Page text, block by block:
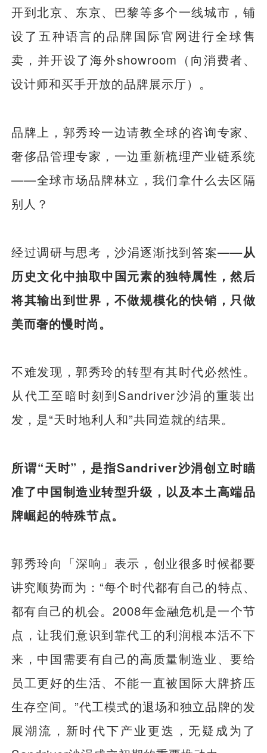
开到北京、东京、巴黎等多个一线城市，铺
设了五种语言的品牌国际官网进行全球售
卖，并开设了海外showroom（向消费者、
设计师和买手开放的品牌展示厅）。
品牌上，郭秀玲一边请教全球的咨询专家、
奢侈品管理专家，一边重新梳理产业链系统
——全球市场品牌林立，我们拿什么去区隔
别人？
经过调研与思考，沙涓逐渐找到答案——从
历史文化中抽取中国元素的独特属性，然后
将其输出到世界，不做规模化的快销，只做
美而奢的慢时尚。
不难发现，郭秀玲的转型有其时代必然性。
从代工至暗时刻到Sandriver沙涓的重装出
发，是“天时地利人和”共同造就的结果。
所谓“天时”，是指Sandriver沙涓创立时瞄
准了中国制造业转型升级，以及本土高端品
牌崛起的特殊节点。
郭秀玲向「深响」表示，创业很多时候都要
讲究顺势而为：“每个时代都有自己的特点、
都有自己的机会。2008年金融危机是一个节
点，让我们意识到靠代工的利润根本活不下
来，中国需要有自己的高质量制造业、要给
员工更好的生活、不能一直被国际大牌挤压
生存空间。”代工模式的退场和独立品牌的发
展潮流，新时代下产业更迭，无疑成为了